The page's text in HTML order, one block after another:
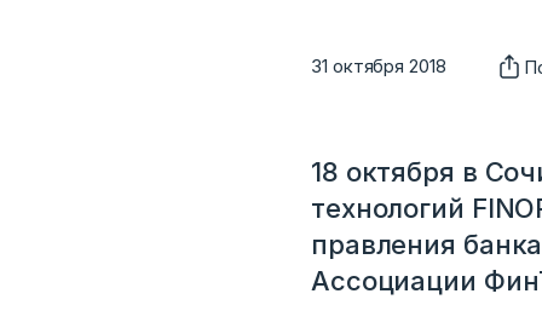
31 октября 2018
18 октября в
технологий
правления
Ассоциации